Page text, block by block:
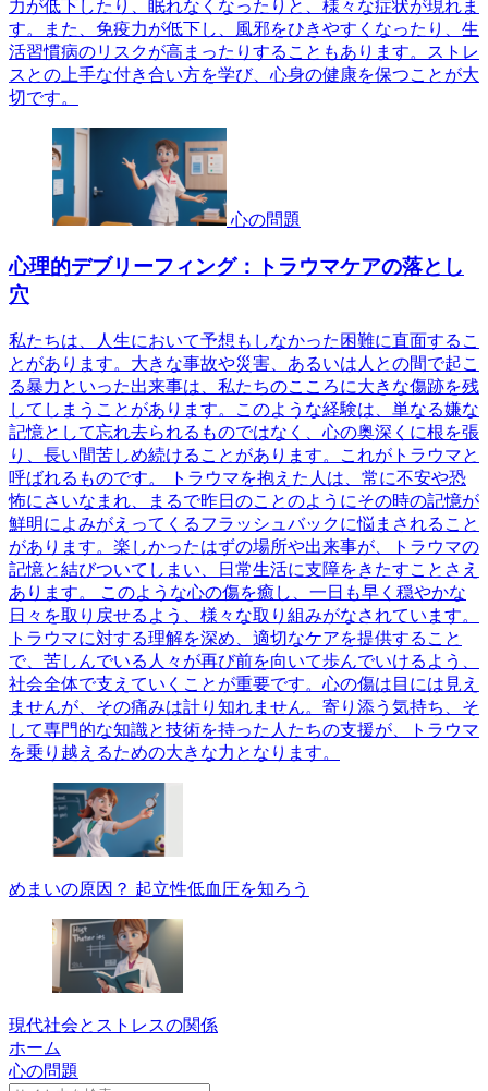
力が低下したり、眠れなくなったりと、様々な症状が現れま
す。また、免疫力が低下し、風邪をひきやすくなったり、生
活習慣病のリスクが高まったりすることもあります。ストレ
スとの上手な付き合い方を学び、心身の健康を保つことが大
切です。
心の問題
心理的デブリーフィング：トラウマケアの落とし
穴
私たちは、人生において予想もしなかった困難に直面するこ
とがあります。大きな事故や災害、あるいは人との間で起こ
る暴力といった出来事は、私たちのこころに大きな傷跡を残
してしまうことがあります。このような経験は、単なる嫌な
記憶として忘れ去られるものではなく、心の奥深くに根を張
り、長い間苦しめ続けることがあります。これがトラウマと
呼ばれるものです。 トラウマを抱えた人は、常に不安や恐
怖にさいなまれ、まるで昨日のことのようにその時の記憶が
鮮明によみがえってくるフラッシュバックに悩まされること
があります。楽しかったはずの場所や出来事が、トラウマの
記憶と結びついてしまい、日常生活に支障をきたすことさえ
あります。 このような心の傷を癒し、一日も早く穏やかな
日々を取り戻せるよう、様々な取り組みがなされています。
トラウマに対する理解を深め、適切なケアを提供すること
で、苦しんでいる人々が再び前を向いて歩んでいけるよう、
社会全体で支えていくことが重要です。心の傷は目には見え
ませんが、その痛みは計り知れません。寄り添う気持ち、そ
して専門的な知識と技術を持った人たちの支援が、トラウマ
を乗り越えるための大きな力となります。
めまいの原因？ 起立性低血圧を知ろう
現代社会とストレスの関係
ホーム
心の問題